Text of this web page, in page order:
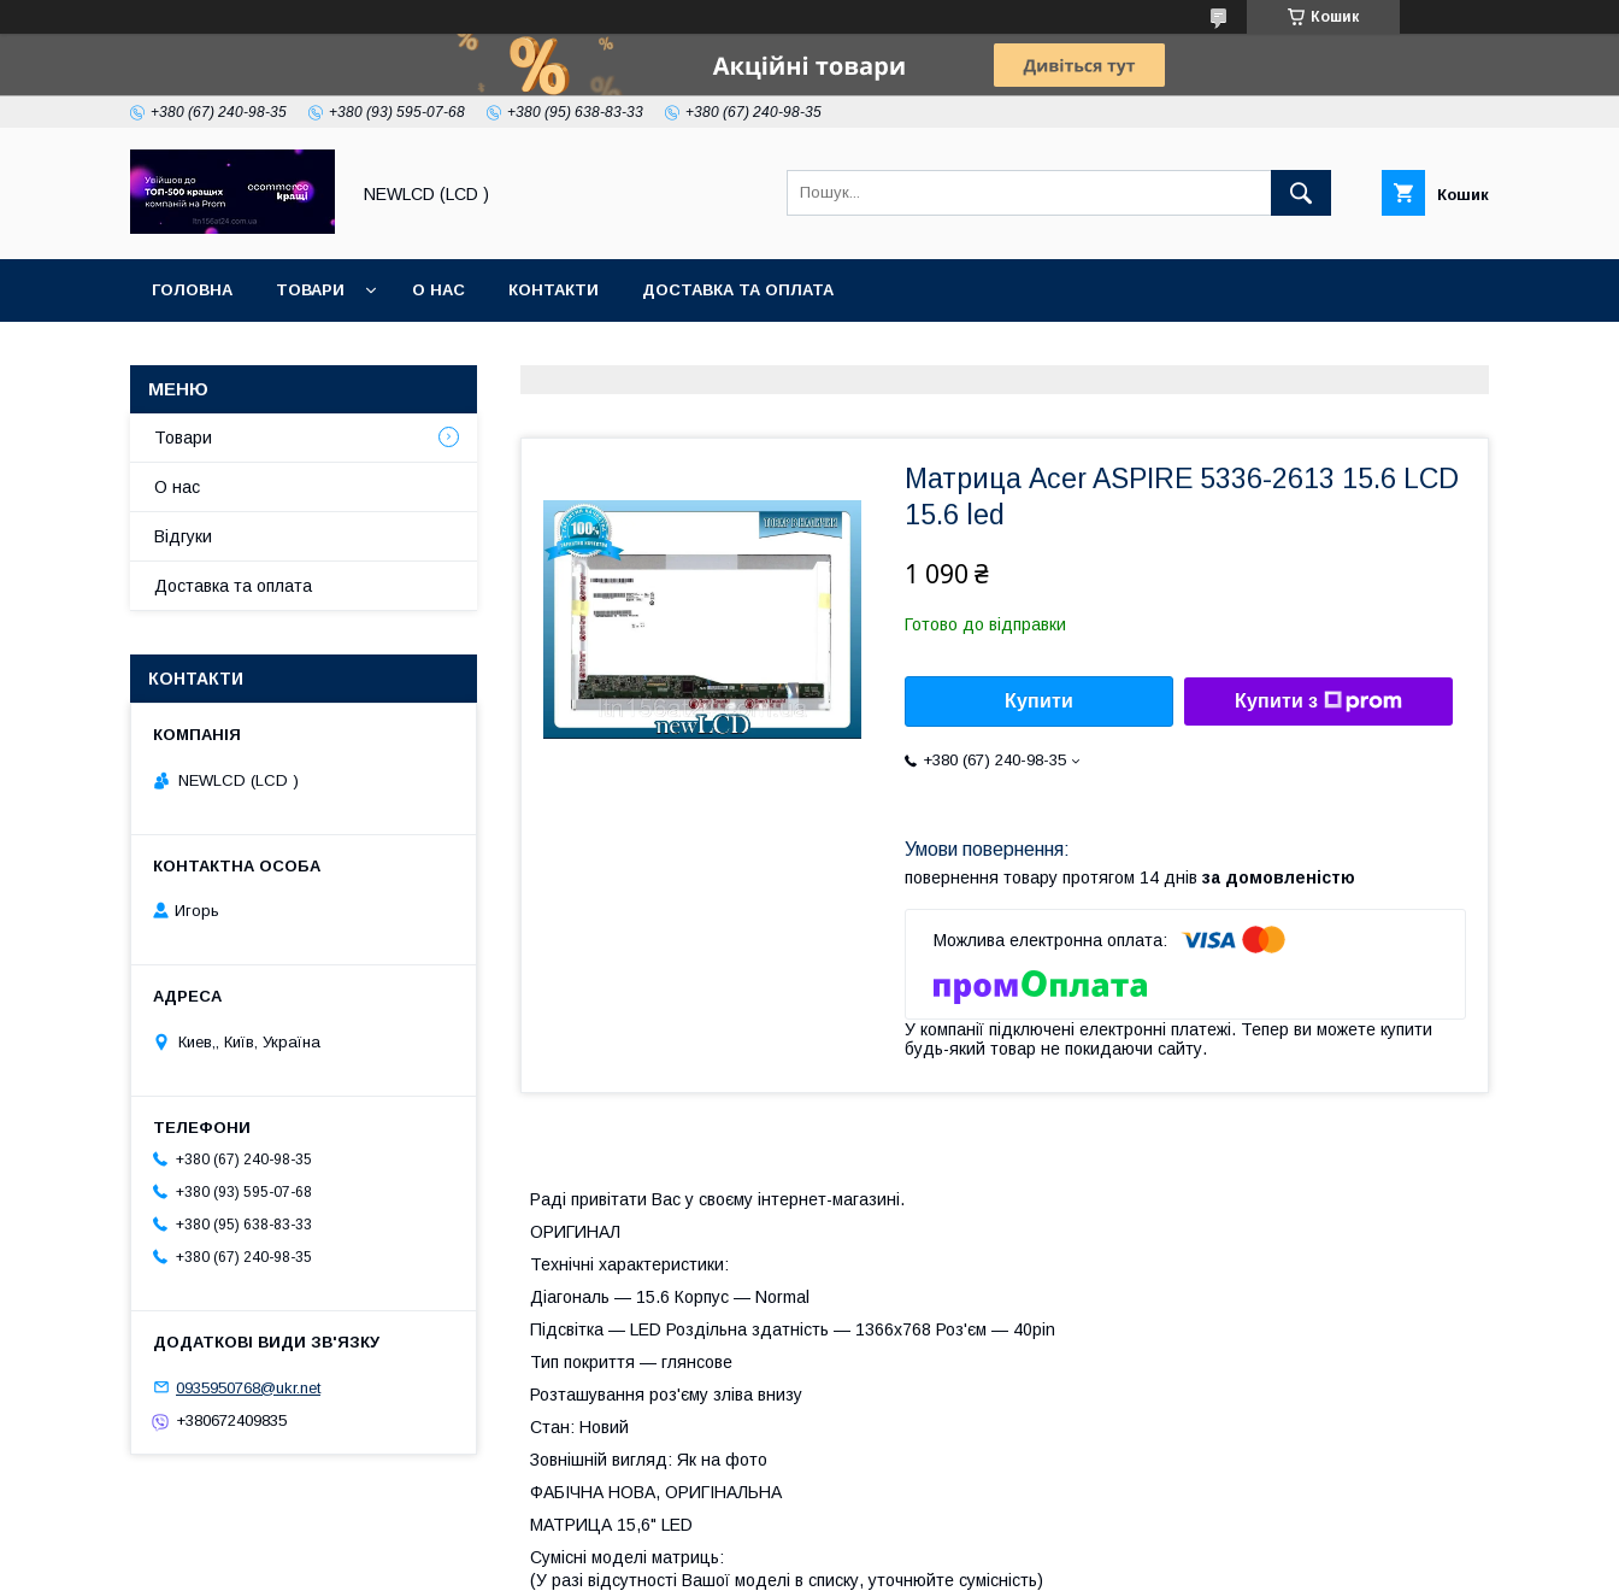
Кошик
+380 (67) 240-98-35 +380 (93) 595-07-68 +380 (95) 638-83-33 +380 (67) 240-98-35
NEWLCD (LCD ) Кошик
ГОЛОВНА ТОВАРИ О НАС КОНТАКТИ ДОСТАВКА ТА ОПЛАТА
Матрица Acer ASPIRE 5336-2613 15.6 LCD
15.6 led
1 090 ₴
Готово до відправки
Купити Купити з
+380 (67) 240-98-35
повернення товару протягом 14 днів за домовленістю
У компанії підключені електронні платежі. Тепер ви можете купити
будь-який товар не покидаючи сайту.
Раді привітати Вас у своєму інтернет-магазині.
ОРИГИНАЛ
Технічні характеристики:
Діагональ — 15.6 Корпус — Normal
Підсвітка — LED Роздільна здатність — 1366х768 Роз'єм — 40pin
Тип покриття — глянсове
Розташування роз'єму зліва внизу
Стан: Новий
Зовнішній вигляд: Як на фото
ФАБІЧНА НОВА, ОРИГІНАЛЬНА
МАТРИЦА 15,6" LED
Сумісні моделі матриць:
(У разі відсутності Вашої моделі в списку, уточнюйте сумісність)
Товари
О нас
Відгуки
Доставка та оплата
КОНТАКТИ
NEWLCD (LCD )
Игорь
Киев,, Київ, Україна
+380 (67) 240-98-35
+380 (93) 595-07-68
+380 (95) 638-83-33
+380 (67) 240-98-35
0935950768@ukr.net
+380672409835